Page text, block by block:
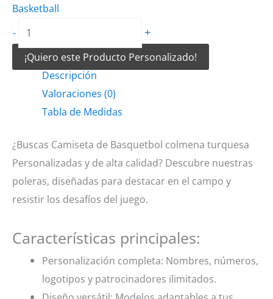
Basketball
-
Camiseta
de
Basquetbol
colmena
turquesa
cantidad
+
¡Quiero este Producto Personalizado!
Descripción
Valoraciones (0)
Tabla de Medidas
¿Buscas Camiseta de Basquetbol colmena turquesa
Personalizadas y de alta calidad? Descubre nuestras
poleras, diseñadas para destacar en el campo y
resistir los desafíos del juego.
Características principales:
Personalización completa: Nombres, números,
logotipos y patrocinadores ilimitados.